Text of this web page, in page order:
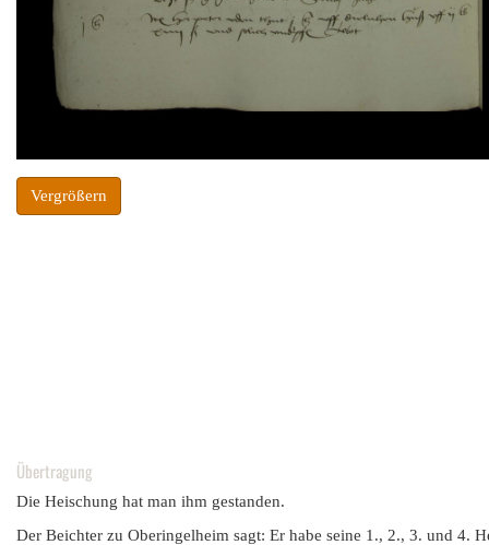
Vergrößern
Übertragung
Die Heischung hat man ihm gestanden.
Der Beichter zu Oberingelheim sagt: Er habe seine 1., 2., 3. und 4.